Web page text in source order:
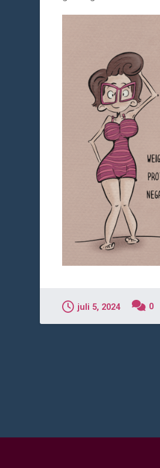
juli 5, 2024 0